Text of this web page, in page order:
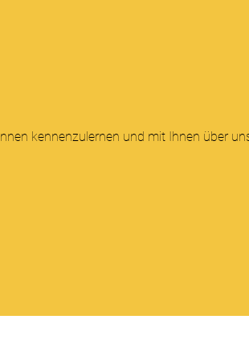
kennenzulernen und mit Ihnen über